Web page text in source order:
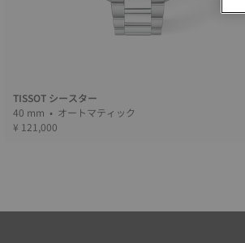
TISSOT シースター
40 mm • オートマティック
¥ 121,000